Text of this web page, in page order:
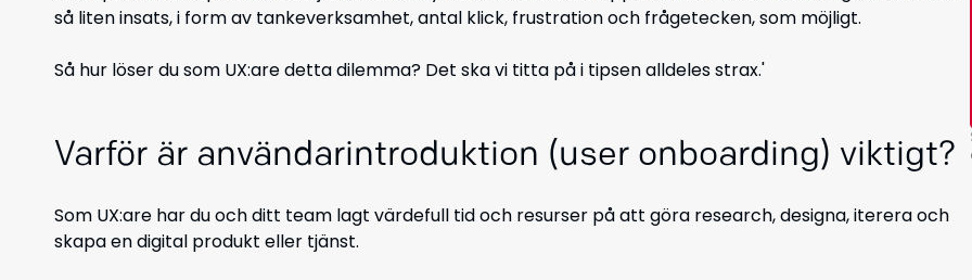
så liten insats, i form av tankeverksamhet, antal klick, frustration och frågetecken, som möjligt.
Så hur löser du som UX:are detta dilemma? Det ska vi titta på i tipsen alldeles strax.'
Varför är användarintroduktion (user onboarding) viktigt?
Som UX:are har du och ditt team lagt värdefull tid och resurser på att göra research, designa, iterera och
skapa en digital produkt eller tjänst.